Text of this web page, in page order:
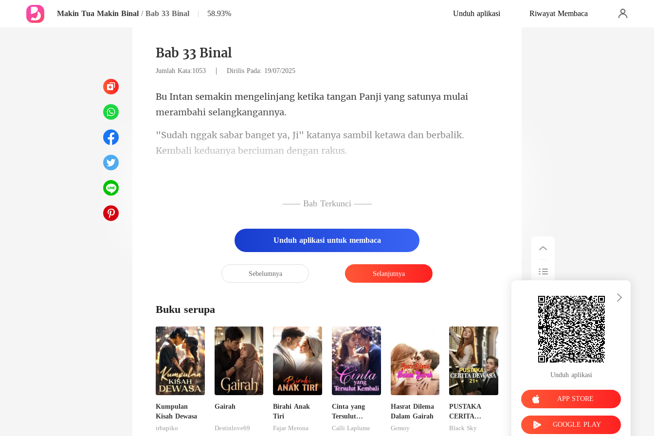
Makin Tua Makin Binal / Bab 33 Binal | 58.93% Unduh aplikasi Riwayat Membaca
Bab 33 Binal
Jumlah Kata:1053 | Dirilis Pada: 19/07/2025
etika tangan Panji yang satunya
tanya sambil ketawa dan berbalik.
Ke
—— Bab Terkunci ——
Unduh aplikasi untuk membaca
Sebelumnya Selanjutnya
Buku serupa
Kumpulan
Kisah Dewasa
irbapiko
Gairah
Destinlove69
Birahi Anak
Tiri
Fajar Merona
Cinta yang
Tersulut
Kembali
Calli Laplume
Hasrat Dilema
Dalam Gairah
Gemoy
PUSTAKA
CERITA
DEWASA 21+
Black Sky
Unduh aplikasi
APP STORE
GOOGLE PLAY